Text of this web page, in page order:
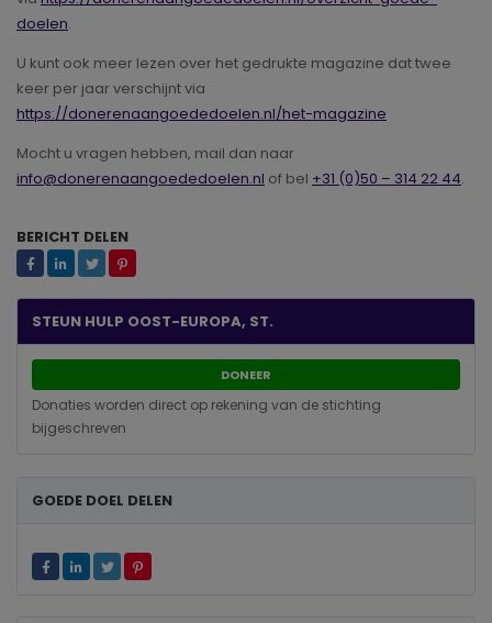
doelen.
U kunt ook meer lezen over het gedrukte magazine dat twee
keer per jaar verschijnt via
https://donerenaangoededoelen.nl/het-magazine
Mocht u vragen hebben, mail dan naar
info@donerenaangoededoelen.nl of bel +31 (0)50 – 314 22 44.
BERICHT DELEN
STEUN HULP OOST-EUROPA, ST.
DONEER
Donaties worden direct op rekening van de stichting
bijgeschreven
GOEDE DOEL DELEN